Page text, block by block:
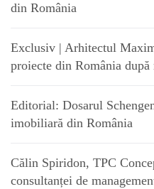
din România
Exclusiv | Arhitectul
proiecte din România
Editorial: Dosarul
imobiliară din România
Călin Spiridon, TPC
consultanței de